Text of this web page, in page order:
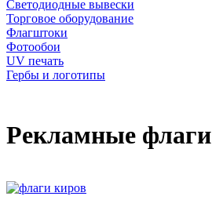
Светодиодные вывески
Торговое оборудование
Флагштоки
Фотообои
UV печать
Гербы и логотипы
Рекламные флаги